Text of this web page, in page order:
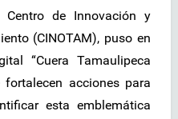
de Innovación y
(CINOTAM), puso en
“Cuera Tamaulipeca
acciones para
esta emblemática